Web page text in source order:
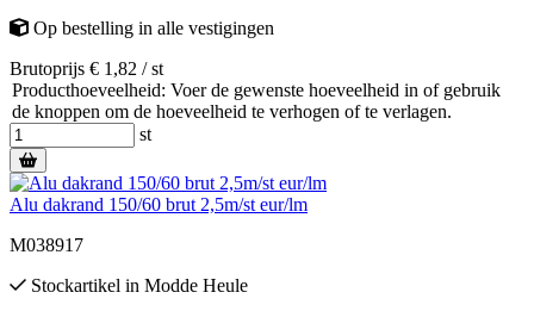
Op bestelling in alle vestigingen
Brutoprijs € 1,82 / st
Producthoeveelheid: Voer de gewenste hoeveelheid in of gebruik
de knoppen om de hoeveelheid te verhogen of te verlagen.
st
Alu dakrand 150/60 brut 2,5m/st eur/lm
M038917
Stockartikel in Modde Heule